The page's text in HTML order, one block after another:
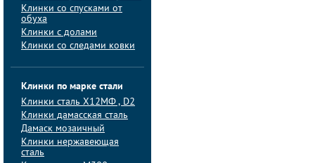
Клинки со спусками от
обуха
Клинки с долами
Клинки со следами ковки
Клинки по марке стали
Клинки сталь Х12МФ , D2
Клинки дамасская сталь
Дамаск мозаичный
Клинки нержавеющая
сталь